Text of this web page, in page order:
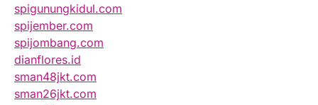
spigunungkidul.com
spijember.com
spijombang.com
dianflores.id
sman48jkt.com
sman26jkt.com